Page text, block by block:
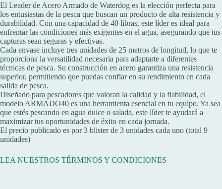
El Leader de Acero Armado de Waterdog es la elección perfecta para
los entusiastas de la pesca que buscan un producto de alta resistencia y
durabilidad. Con una capacidad de 40 libras, este líder es ideal para
enfrentar las condiciones más exigentes en el agua, asegurando que tus
capturas sean seguras y efectivas.
Cada envase incluye tres unidades de 25 metros de longitud, lo que te
proporciona la versatilidad necesaria para adaptarte a diferentes
técnicas de pesca. Su construcción en acero garantiza una resistencia
superior, permitiendo que puedas confiar en su rendimiento en cada
salida de pesca.
Diseñado para pescadores que valoran la calidad y la fiabilidad, el
modelo ARMADO40 es una herramienta esencial en tu equipo. Ya sea
que estés pescando en agua dulce o salada, este líder te ayudará a
maximizar tus oportunidades de éxito en cada jornada.
El precio publicado es por 3 blister de 3 unidades cada uno (total 9
unidades)
LEA NUESTROS TÉRMINOS Y CONDICIONES